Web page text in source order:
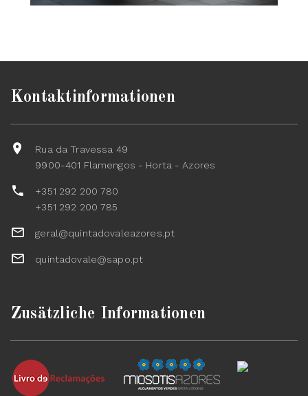
Kontaktinformationen
Rua da Travessa 49
9900-401 Flamengos - Horta - Azores
+351 292 200 780
+351 292 200 785
geral@quintadovaleazores.pt
quintadovale@sapo.pt
Zusätzliche Informationen